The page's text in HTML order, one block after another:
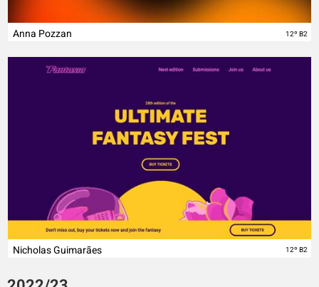
Anna Pozzan 12º B2
Nicholas Guimarães 12º B2